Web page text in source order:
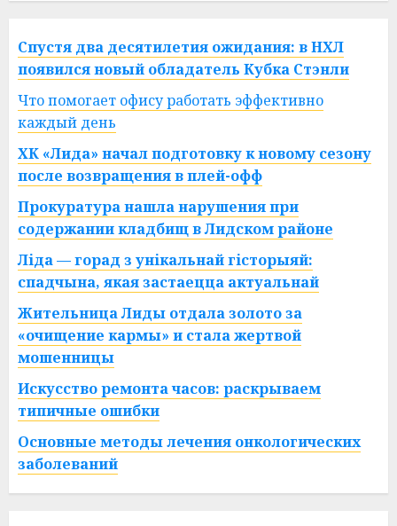
Спустя два десятилетия ожидания: в НХЛ
появился новый обладатель Кубка Стэнли
Что помогает офису работать эффективно
каждый день
ХК «Лида» начал подготовку к новому сезону
после возвращения в плей-офф
Прокуратура нашла нарушения при
содержании кладбищ в Лидском районе
Ліда — горад з унікальнай гісторыяй:
спадчына, якая застаецца актуальнай
Жительница Лиды отдала золото за
«очищение кармы» и стала жертвой
мошенницы
Искусство ремонта часов: раскрываем
типичные ошибки
Основные методы лечения онкологических
заболеваний